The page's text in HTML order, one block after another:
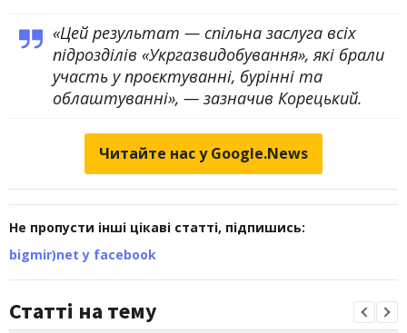
«Цей результат — спільна заслуга всіх
підрозділів «Укргазвидобування», які брали
участь у проєктуванні, бурінні та
облаштуванні», — зазначив Корецький.
Читайте нас у Google.News
Не пропусти інші цікаві статті, підпишись:
bigmir)net у facebook
Статті на тему